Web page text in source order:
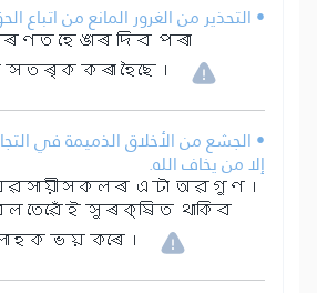
• التحذير من الغرور المانع من اتباع
হেঙাৰ দিব পৰা
কৰা হৈছে।
• الجشع من الأخلاق الذميمة في
إلا من يخاف الله.
এটা অৱগুণ।
তেৱেঁই সুৰক্ষিত থাকিব
ভয় কৰে।